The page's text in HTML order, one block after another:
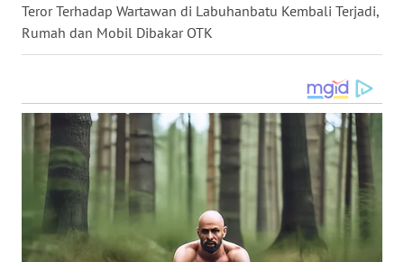
Teror Terhadap Wartawan di Labuhanbatu Kembali Terjadi,
Rumah dan Mobil Dibakar OTK
NIAS
WN
TAPANULI
SELATAN
TANJUNG
LESUNG